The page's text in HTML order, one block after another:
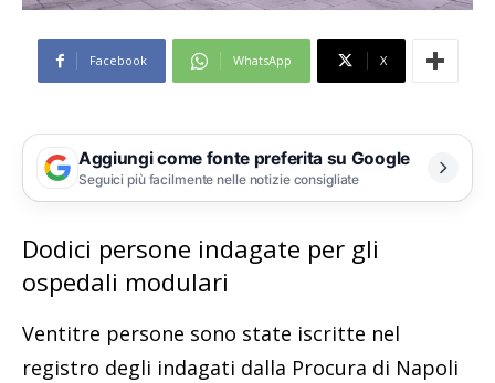
Facebook WhatsApp X
Aggiungi come fonte preferita su Google
Seguici più facilmente nelle notizie consigliate
Dodici persone indagate per gli
ospedali modulari
Ventitre persone sono state iscritte nel
registro degli indagati dalla Procura di Napoli